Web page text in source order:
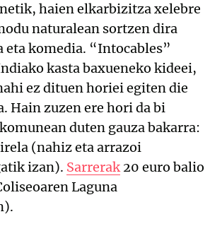
haien elkarbizitza xelebre
naturalean sortzen dira
eta komedia. “Intocables”
kasta baxueneko kideei,
ez dituen horiei egiten die
Hain zuzen ere hori da bi
duten gauza bakarra:
(nahiz eta arrazoi
izan). Sarrerak20 euro balio
Laguna